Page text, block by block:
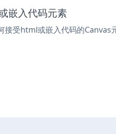
嵌入代码元素
受html或嵌入代码的Canvas